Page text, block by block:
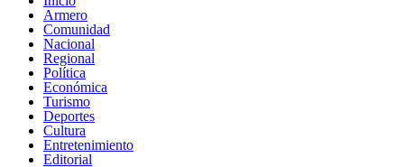
Armero
Comunidad
Nacional
Regional
Política
Económica
Turismo
Deportes
Cultura
Entretenimiento
Editorial